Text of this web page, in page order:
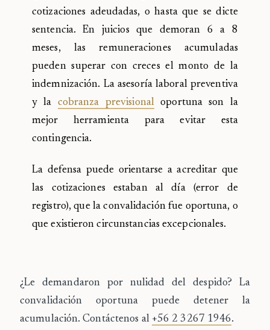
cotizaciones adeudadas, o hasta que se dicte
sentencia. En juicios que demoran 6 a 8
meses, las remuneraciones acumuladas
pueden superar con creces el monto de la
indemnización. La asesoría laboral preventiva
y la cobranza previsionaloportuna son la
mejor herramienta para evitar esta
contingencia.
La defensa puede orientarse a acreditar que
las cotizaciones estaban al día (error de
registro), que la convalidación fue oportuna, o
que existieron circunstancias excepcionales.
¿Le demandaron por nulidad del despido? La
convalidación oportuna puede detener la
acumulación. Contáctenos al +56 2 3267 1946.